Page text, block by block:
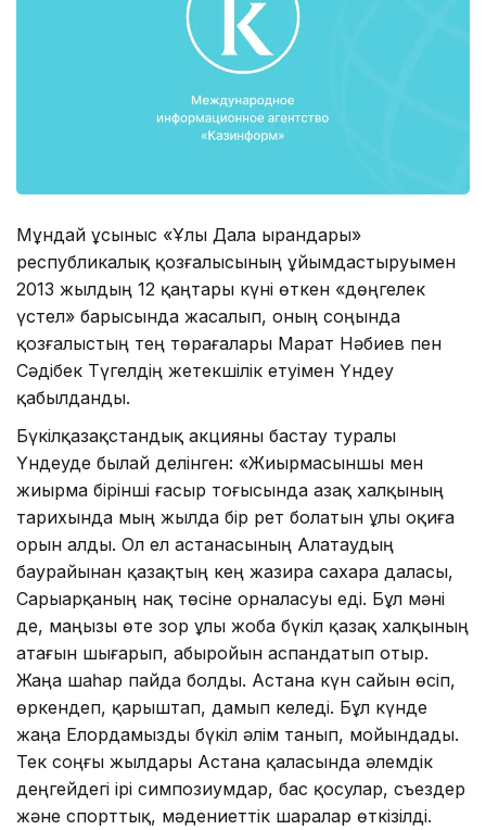
Мұндай ұсыныс «Ұлы Дала Қырандары»
республикалық қозғалысының ұйымдастыруымен
2013 жылдың 12 қаңтары күні өткен «дөңгелек
үстел» барысында жасалып, оның соңында
қозғалыстың тең төрағалары Марат Нәбиев пен
Сәдібек Түгелдің жетекшілік етуімен Үндеу
қабылданды.
Бүкілқазақстандық акцияны бастау туралы
Үндеуде былай делінген: «Жиырмасыншы мен
жиырма бірінші ғасыр тоғысында Қазақ халқының
тарихында мың жылда бір рет болатын ұлы оқиға
орын алды. Ол ел астанасының Алатаудың
баурайынан қазақтың кең жазира сахара даласы,
Сарыарқаның нақ төсіне орналасуы еді. Бұл мәні
де, маңызы өте зор ұлы жоба бүкіл қазақ халқының
атағын шығарып, абыройын аспандатып отыр.
Жаңа шаһар пайда болды. Астана күн сайын өсіп,
өркендеп, қарыштап, дамып келеді. Бұл күнде
жаңа Елордамызды бүкіл әлім танып, мойындады.
Тек соңғы жылдары Астана қаласында әлемдік
деңгейдегі ірі симпозиумдар, бас қосулар, съездер
және спорттық, мәдениеттік шаралар өткізілді.